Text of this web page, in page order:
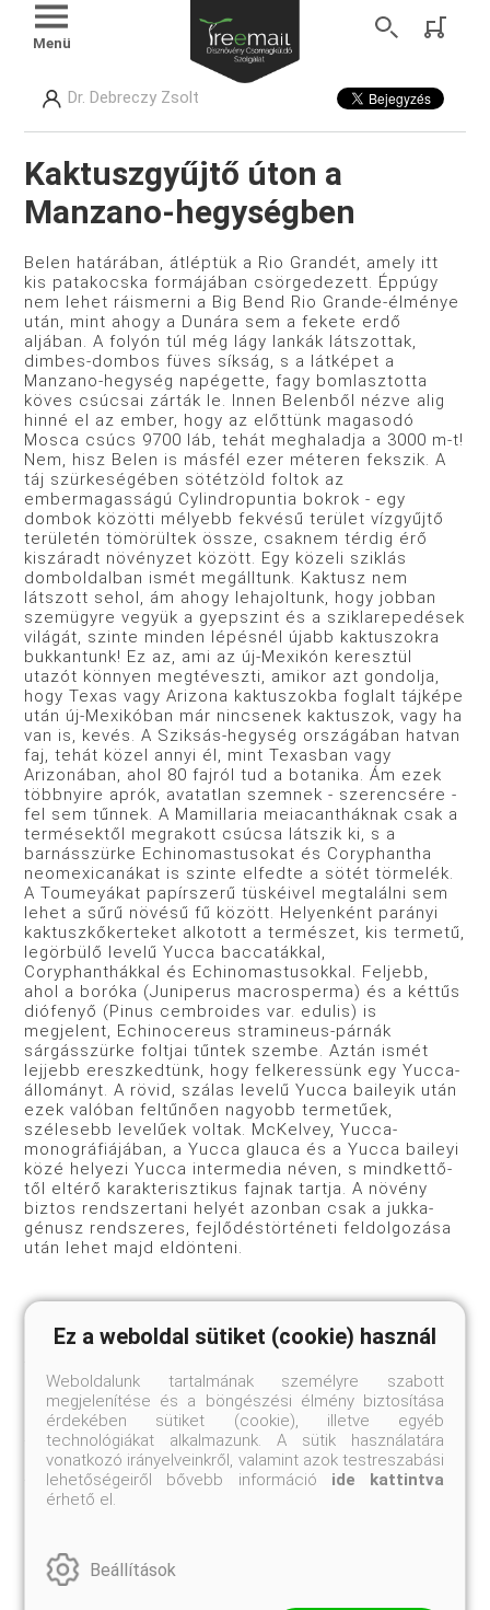
Menü
Dr. Debreczy Zsolt
Kaktuszgyűjtő úton a
Manzano-hegységben
Belen határában, átléptük a Rio Grandét, amely itt
kis pata­kocska formájában csörgedezett. Éppúgy
nem lehet ráismerni a Big Bend Rio Grande-élménye
után, mint ahogy a Dunára sem a fekete erdő
aljában. A folyón túl még lágy lankák látszottak,
dimbes-dombos füves síkság, s a látképet a
Manzano-hegység napégette, fagy bomlasztotta
köves csúcsai zárták le. Innen Belenből nézve alig
hinné el az ember, hogy az előttünk maga­sodó
Mosca csúcs 9700 láb, tehát meghaladja a 3000 m-t!
Nem, hisz Belen is másfél ezer méteren fekszik. A
táj szürkesé­gében sötétzöld foltok az
embermagasságú Cylindropuntia­ bokrok - egy
dombok közötti mélyebb fekvésű terület víz­gyűjtő
területén tömörültek össze, csaknem térdig érő
kiszá­radt növényzet között. Egy közeli sziklás
domboldalban ismét megálltunk. Kaktusz nem
látszott sehol, ám ahogy lehajol­tunk, hogy jobban
szemügyre vegyük a gyepszint és a szikla­repedések
világát, szinte minden lépésnél újabb kaktuszokra
bukkantunk! Ez az, ami az új-Mexikón keresztül
utazót kön­nyen megtéveszti, amikor azt gondolja,
hogy Texas vagy Ari­zona kaktuszokba foglalt tájképe
után új-Mexikóban már nincsenek kaktuszok, vagy ha
van is, kevés. A Sziksás-hegység országában hatvan
faj, tehát közel annyi él, mint Texasban vagy
Arizonában, ahol 80 fajról tud a botanika. Ám ezek
több­nyire aprók, avatatlan szemnek - szerencsére -
fel sem tűn­nek. A Mamillaria meiacantháknak csak a
termésektől meg­rakott csúcsa látszik ki, s a
barnásszürke Echinomastusokat és Coryphantha
neomexicanákat is szinte elfedte a sötét törme­lék.
A Toumeyákat papírszerű tüskéivel megtalálni sem
lehet a sűrű növésű fű között. Helyenként parányi
kaktuszkőkerte­ket alkotott a természet, kis termetű,
legörbülő levelű Yucca baccatákkal,
Coryphanthákkal és Echinomastusokkal. Feljebb,
ahol a boróka (Juniperus macrosperma) és a kéttűs
diófenyő (Pinus cembroides var. edulis) is
megjelent, Echinocereus stra­mineus-párnák
sárgásszürke foltjai tűntek szembe. Aztán ismét
lejjebb ereszkedtünk, hogy felkeressünk egy Yucca-
állományt. A rövid, szálas levelű Yucca baileyik után
ezek valóban fel­tűnően nagyobb termetűek,
szélesebb levelűek voltak. McKelvey, Yucca-
monográfiájában, a Yucca glauca és a Yucca baileyi
közé helyezi Yucca intermedia néven, s mindkettő­
től eltérő karakterisztikus fajnak tartja. A növény
biztos rendszertani helyét azonban csak a jukka-
génusz rendsze­res, fejlődéstörténeti feldolgozása
után lehet majd eldönteni.
Már sötét este volt, amikor hazafelé hajtottunk. A
kocsi reflektorfényében valami szokatlan mozgású,
keresztül. „Láttál már trencsu­lát?” - kérdezte
Kuenzler, és hirtelen megállt kocsijával. Vis­
szaszaladtunk és a zseblámpa fényében hamarosan
felfedeztük az éjjeli vadászatra indult
madárpókszerű, bársonyos prémbe burkolt állatot. A
félelmetes külsejű, de egyébként ártalmatlan óriás
pók kissé megilletődve mászkált tenyerünkön, míg
megvetni lábát az ember - nőnek a városok, s az
egykori kisvárosias Albu­querque-ben ma már
Ez a weboldal sütiket (cookie) használ
Weboldalunk tartalmának személyre szabott
megjelenítése és a böngészési élmény biztosítása
érdekében sütiket (cookie), illetve egyéb
technológiákat alkalmazunk. A sütik használatára
vonatkozó irányelveinkről, valamint azok testreszabási
lehetőségeiről bővebb információ ide kattintva
érhető el.
Beállítások